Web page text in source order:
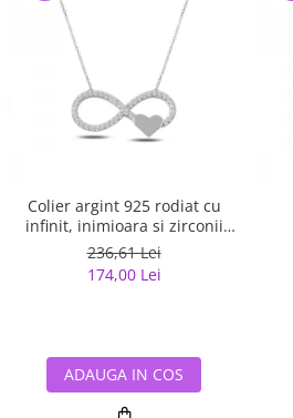
Colier argint 925 rodiat cu
infinit, inimioara si zirconii
albe - Infinite You CTU0067
236,61 Lei
174,00 Lei
ADAUGA IN COS